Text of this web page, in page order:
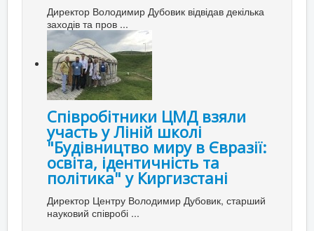
Директор Володимир Дубовик відвідав декілька
заходів та пров ...
Співробітники ЦМД взяли
участь у Ліній школі
"Будівництво миру в Євразії:
освіта, ідентичність та
політика" у Киргизстані
Директор Центру Володимир Дубовик, старший
науковий співробі ...